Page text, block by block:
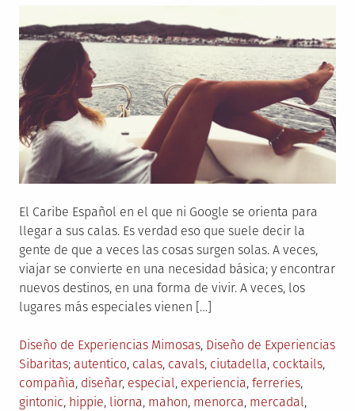
El Caribe Español en el que ni Google se orienta para
llegar a sus calas. Es verdad eso que suele decir la
gente de que a veces las cosas surgen solas. A veces,
viajar se convierte en una necesidad básica; y encontrar
nuevos destinos, en una forma de vivir. A veces, los
lugares más especiales vienen […]
Posted
in
Diseño de Experiencias Mimosas, Diseño de Experiencias
Sibaritas Tagged
autentico, calas, cavals, ciutadella, cocktails,
compañia, diseñar, especial, experiencia, ferreries,
gintonic, hippie, liorna, mahon, menorca, mercadal,